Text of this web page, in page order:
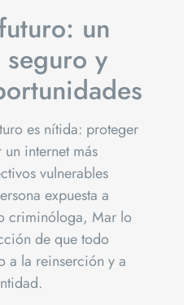
un
seguro y
es nítida: proteger
internet más
vulnerables
expuesta a
criminóloga, Mar lo
de que todo
a la reinserción y a